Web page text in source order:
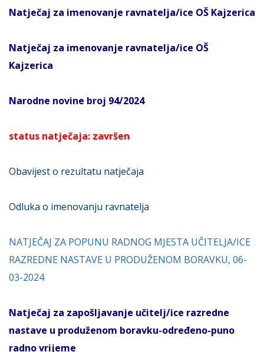
Natječaj za imenovanje ravnatelja/ice OŠ Kajzerica
Natječaj za imenovanje ravnatelja/ice OŠ
Kajzerica
Narodne novine broj 94/2024
status natječaja: završen
Obavijest o rezultatu natječaja
Odluka o imenovanju ravnatelja
NATJEČAJ ZA POPUNU RADNOG MJESTA UČITELJA/ICE
RAZREDNE NASTAVE U PRODUŽENOM BORAVKU, 06-
03-2024
Natječaj za zapošljavanje učitelj/ice razredne
nastave u produženom boravku-određeno-puno
radno vrijeme